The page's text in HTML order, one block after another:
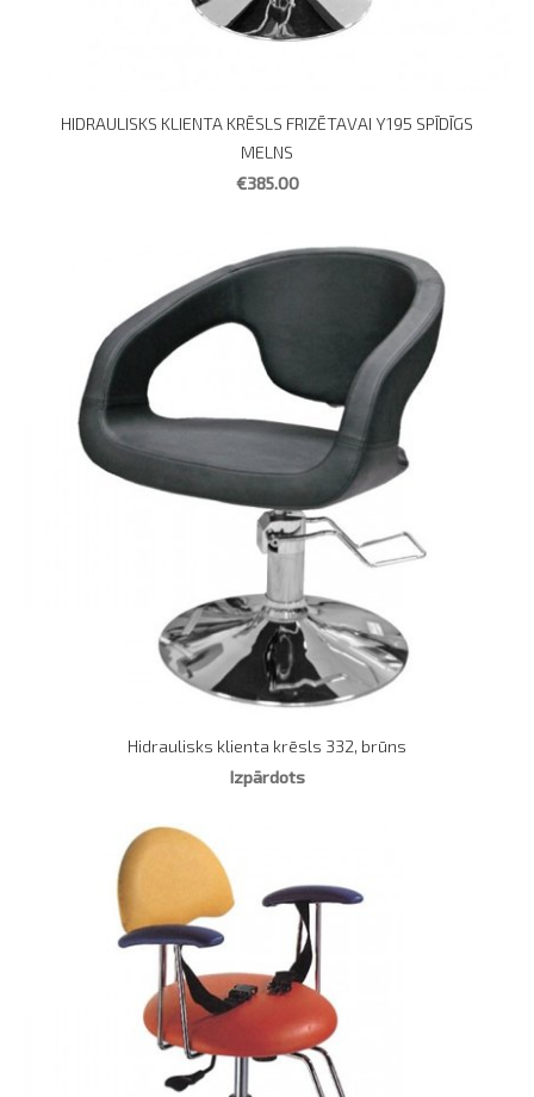
HIDRAULISKS KLIENTA KRĒSLS FRIZĒTAVAI Y195 SPĪDĪGS
MELNS
€385.00
Hidraulisks klienta krēsls 332, brūns
Izpārdots